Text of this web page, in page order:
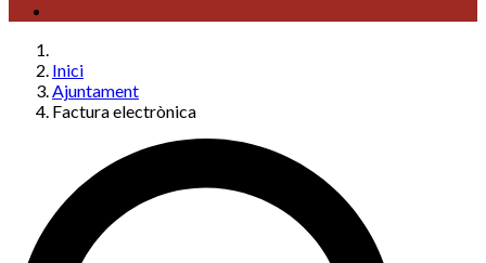
Inici
Ajuntament
Factura electrònica